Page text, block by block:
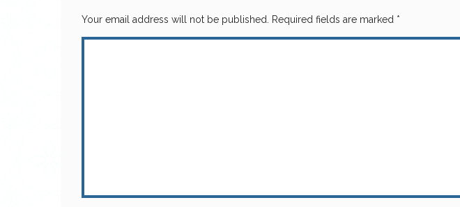
Your email address will not be published. Required fields are marked *